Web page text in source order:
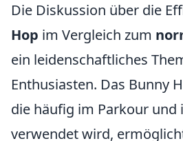
Die Diskussion über die
Hop im Vergleich zum
ein leidenschaftliches
Enthusiasten. Das Bunny
die häufig im Parkour und
verwendet wird,